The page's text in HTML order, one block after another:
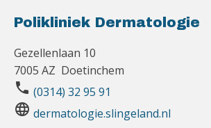
Polikliniek Dermatologie
Gezellenlaan 10
7005 AZ Doetinchem
phone (0314) 32 95 91
language dermatologie.slingeland.nl